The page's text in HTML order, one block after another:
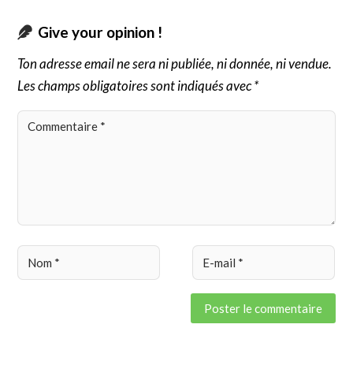
Give your opinion !
Ton adresse email ne sera ni publiée, ni donnée, ni vendue.
Les champs obligatoires sont indiqués avec *